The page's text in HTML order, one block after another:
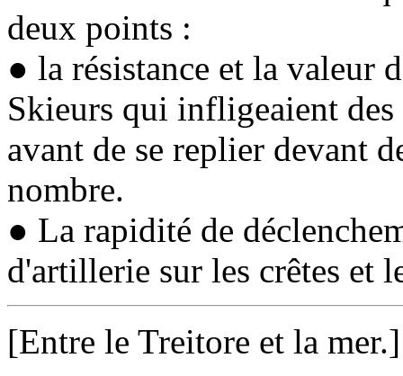
deux points :
● la résistance et la valeur
Skieurs qui infligeaient des
avant de se replier devant
nombre.
● La rapidité de
d'artillerie sur les crêtes et
[Entre le Treitore et la mer.]